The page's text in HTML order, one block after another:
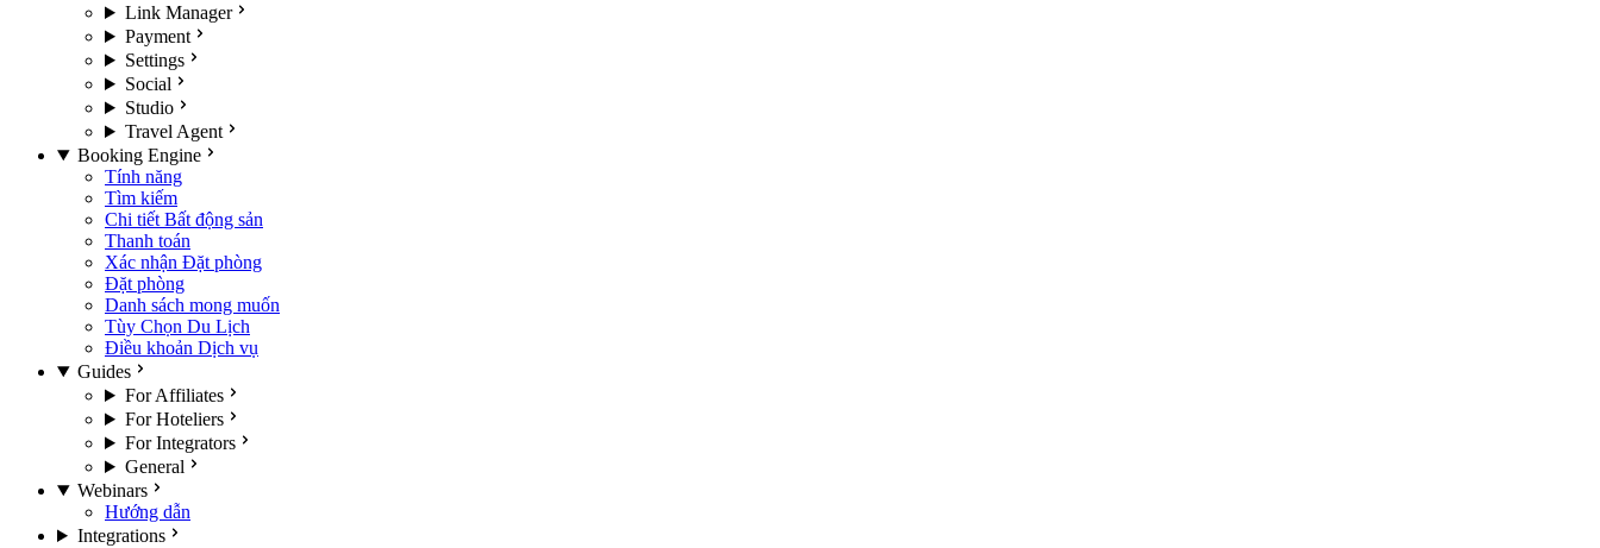
Link Manager
Payment
Settings
Social
Studio
Travel Agent
Booking Engine
Tính năng
Tìm kiếm
Chi tiết Bất động sản
Thanh toán
Xác nhận Đặt phòng
Đặt phòng
Danh sách mong muốn
Tùy Chọn Du Lịch
Điều khoản Dịch vụ
Guides
For Affiliates
For Hoteliers
For Integrators
General
Webinars
Hướng dẫn
Integrations